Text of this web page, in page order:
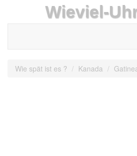
Wieviel-Uhr
Wie spät ist es ? Kanada